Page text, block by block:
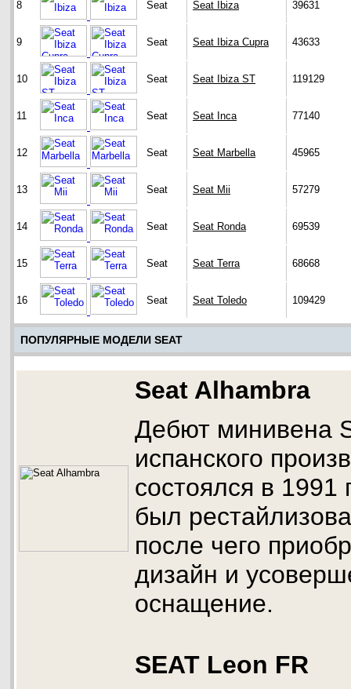
8 Seat Seat Ibiza 39631
9 Seat Seat Ibiza Cupra 43633
10 Seat Seat Ibiza ST 119129
11 Seat Seat Inca 77140
12 Seat Seat Marbella 45965
13 Seat Seat Mii 57279
14 Seat Seat Ronda 69539
15 Seat Seat Terra 68668
16 Seat Seat Toledo 109429
ПОПУЛЯРНЫЕ МОДЕЛИ SEAT
Seat Alhambra
Дебют минивена
испанского
состоялся в 1991
был
после чего
дизайн и
оснащение.
SEAT Leon FR